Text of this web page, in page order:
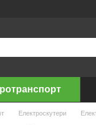
Електроскутери